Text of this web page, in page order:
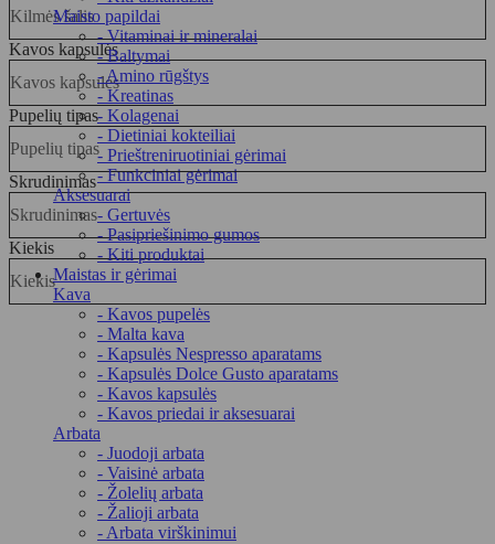
Maisto papildai
- Vitaminai ir mineralai
- Baltymai
- Amino rūgštys
- Kreatinas
- Kolagenai
- Dietiniai kokteiliai
- Prieštreniruotiniai gėrimai
- Funkciniai gėrimai
Aksesuarai
- Gertuvės
- Pasipriešinimo gumos
- Kiti produktai
Maistas ir gėrimai
Kava
- Kavos pupelės
- Malta kava
- Kapsulės Nespresso aparatams
- Kapsulės Dolce Gusto aparatams
- Kavos kapsulės
- Kavos priedai ir aksesuarai
Arbata
- Juodoji arbata
- Vaisinė arbata
- Žolelių arbata
- Žalioji arbata
- Arbata virškinimui
Kilmės šalis
Kavos kapsulės
Kavos kapsulės
Pupelių tipas
Pupelių tipas
Skrudinimas
Skrudinimas
Kiekis
Kiekis